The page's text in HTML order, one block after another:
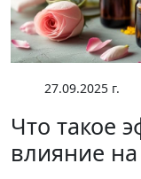
27.09.2025 г.
Что такое
влияние